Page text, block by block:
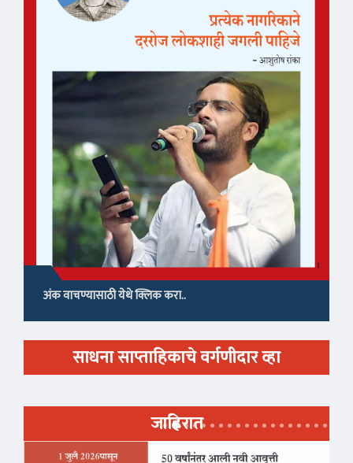
अंक वाचण्यासाठी येथे क्लिक करा..
साधना साप्ताहिकाचे वर्गणीदार व्हा
जाहिरात